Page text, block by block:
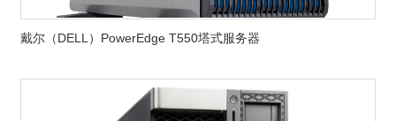
戴尔（DELL）PowerEdge T550塔式服务器